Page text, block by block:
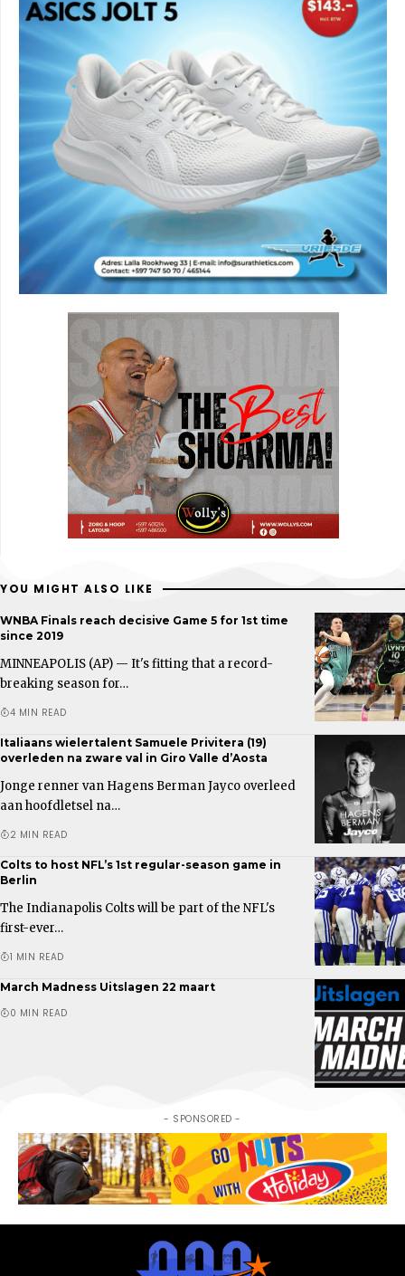
YOU MIGHT ALSO LIKE
WNBA Finals reach decisive Game 5 for 1st time
since 2019
MINNEAPOLIS (AP) — It's fitting that a record-
breaking season for…
4 MIN READ
Italiaans wielertalent Samuele Privitera (19)
overleden na zware val in Giro Valle d’Aosta
Jonge renner van Hagens Berman Jayco overleed
aan hoofdletsel na…
2 MIN READ
Colts to host NFL’s 1st regular-season game in
Berlin
The Indianapolis Colts will be part of the NFL's
first-ever…
1 MIN READ
March Madness Uitslagen 22 maart
0 MIN READ
- SPONSORED -